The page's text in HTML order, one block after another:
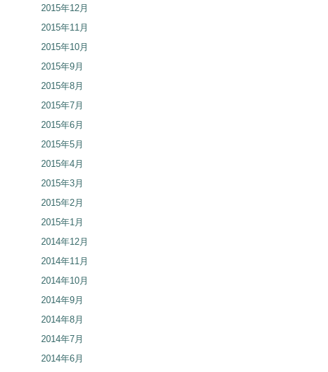
2015年12月
2015年11月
2015年10月
2015年9月
2015年8月
2015年7月
2015年6月
2015年5月
2015年4月
2015年3月
2015年2月
2015年1月
2014年12月
2014年11月
2014年10月
2014年9月
2014年8月
2014年7月
2014年6月